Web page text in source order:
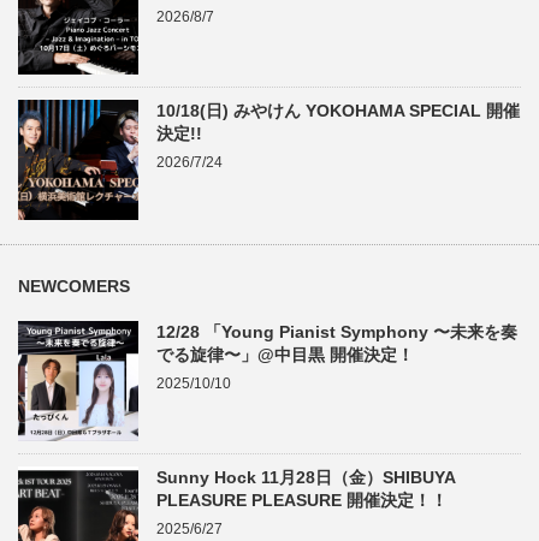
2026/8/7
10/18(日) みやけん YOKOHAMA SPECIAL 開催
決定!!
2026/7/24
NEWCOMERS
12/28 「Young Pianist Symphony 〜未来を奏
でる旋律〜」@中目黒 開催決定！
2025/10/10
Sunny Hock 11月28日（金）SHIBUYA
PLEASURE PLEASURE 開催決定！！
2025/6/27